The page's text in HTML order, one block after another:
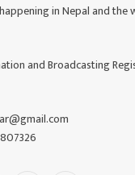
in Nepal and the
and Broadcasting